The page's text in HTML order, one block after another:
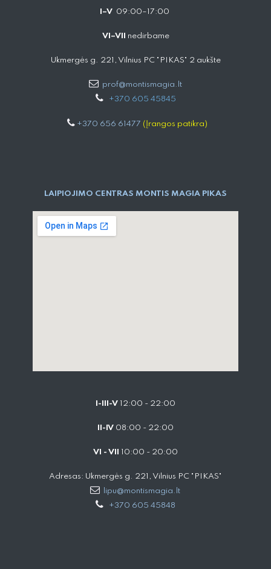
I–V 09:00–17:00
VI–VII nedirbame
Ukmergės g. 221, Vilnius PC "PIKAS" 2 aukšte
prof@montismagia.lt
+370 605 4584​5
+370 656 61477 (Įrangos patikra)
LAIPIOJIMO CENTRAS MONTIS MAGIA PIKAS
I-III-V 12:00 - 22:00
II-IV 08:00 - 22:00
VI - VII 10:00 - 20:00
Adresas: Ukmergės g. 221, Vilnius PC "PIKAS"
lipu@montismagia.lt
+370 605 45848